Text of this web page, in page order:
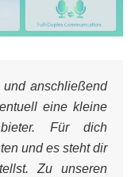
anschließend
eine kleine
Für dich
und es steht dir
Zu unseren